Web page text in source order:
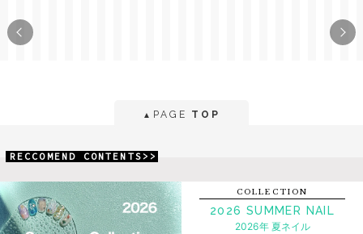
▲ PAGE TOP
RECCOMEND CONTENTS>>
COLLECTION
2026 SUMMER NAIL
2026年 夏ネイル